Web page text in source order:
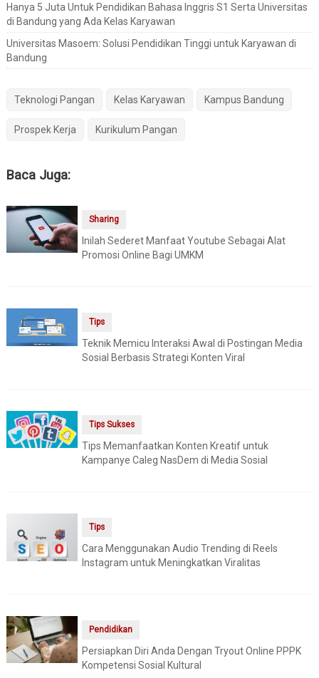
Hanya 5 Juta Untuk Pendidikan Bahasa Inggris S1 Serta Universitas
di Bandung yang Ada Kelas Karyawan
Universitas Masoem: Solusi Pendidikan Tinggi untuk Karyawan di
Bandung
Teknologi Pangan Kelas Karyawan Kampus Bandung
Prospek Kerja Kurikulum Pangan
Baca Juga:
Sharing
Inilah Sederet Manfaat Youtube Sebagai Alat
Promosi Online Bagi UMKM
Tips
Teknik Memicu Interaksi Awal di Postingan Media
Sosial Berbasis Strategi Konten Viral
Tips Sukses
Tips Memanfaatkan Konten Kreatif untuk
Kampanye Caleg NasDem di Media Sosial
Tips
Cara Menggunakan Audio Trending di Reels
Instagram untuk Meningkatkan Viralitas
Pendidikan
Persiapkan Diri Anda Dengan Tryout Online PPPK
Kompetensi Sosial Kultural